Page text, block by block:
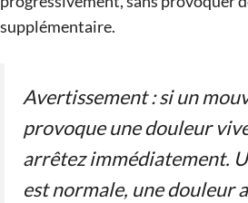
supplémentaire.
Avertissement : si un
provoque une douleur
arrêtez immédiatement.
est normale, une douleur